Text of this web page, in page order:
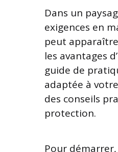
Dans un
exigences en
peut
les avantages
guide de
adaptée à
des conseils
protection.
Pour